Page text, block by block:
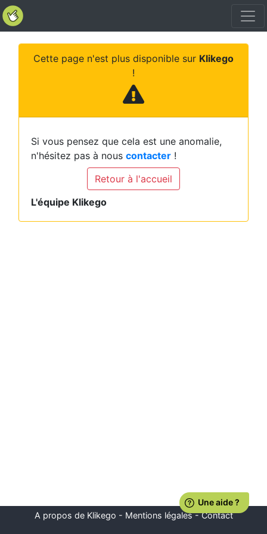
Cette page n'est plus disponible sur Klikego
!
Si vous pensez que cela est une anomalie,
n'hésitez pas à nous contacter !
Retour à l'accueil
L'équipe Klikego
A propos de Klikego - Mentions légales-Contact